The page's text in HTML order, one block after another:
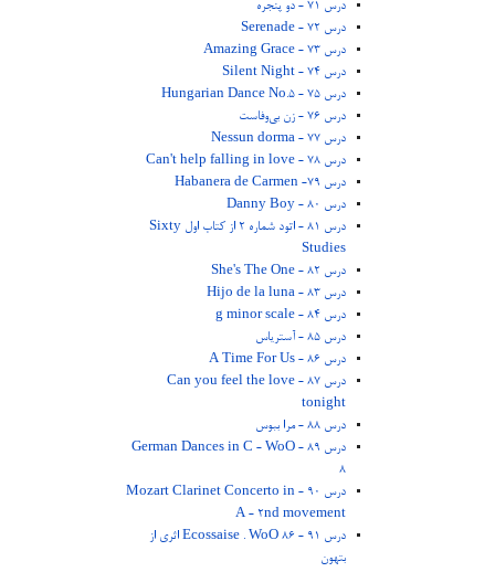
درس 71 - دو پنجره
درس 72 - Serenade
درس 73 - Amazing Grace
درس 74 - Silent Night
درس 75 - Hungarian Dance No.5
درس 76 - زن بی‌وفاست
درس 77 - Nessun dorma
درس 78 - Can't help falling in love
درس 79- Habanera de Carmen
درس 80 - Danny Boy
درس 81 - اتود شماره 2 از کتاب اول Sixty
Studies
درس 82 - She's The One
درس 83 - Hijo de la luna
درس 84 - g minor scale
درس 85 - آستریاس
درس 86 - A Time For Us
درس 87 - Can you feel the love
tonight
درس 88 - مرا ببوس
درس 89 - German Dances in C - WoO
8
درس 90 - Mozart Clarinet Concerto in
A - 2nd movement
درس 91 - Ecossaise . WoO 86 اثری از
بتهون